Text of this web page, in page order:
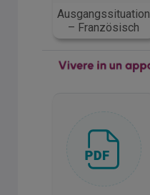
Ausgangssituation
– Französisch